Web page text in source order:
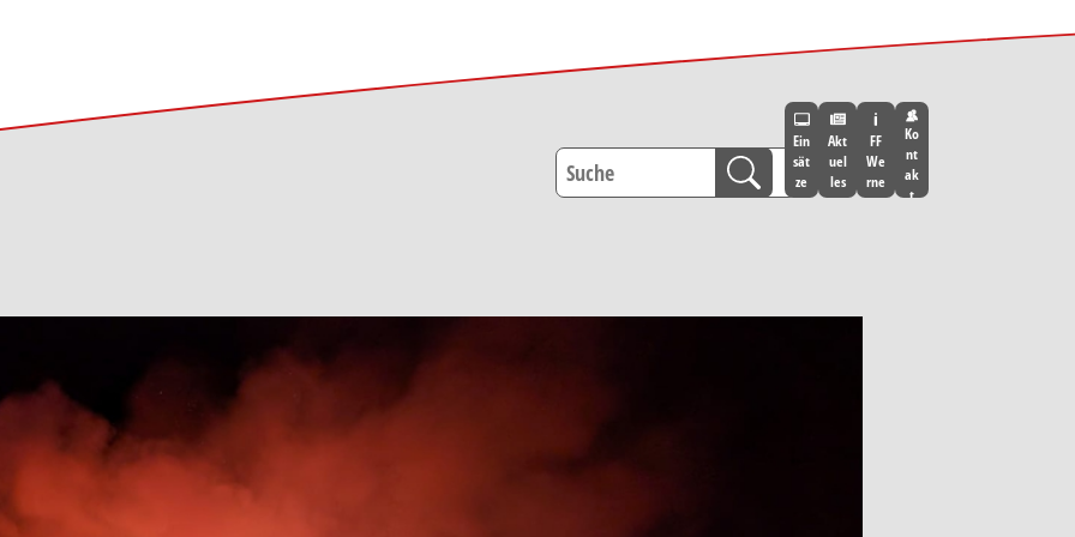
Ein
sät
ze
Akt
uel
les
FF
We
rne
Ko
nt
ak
t